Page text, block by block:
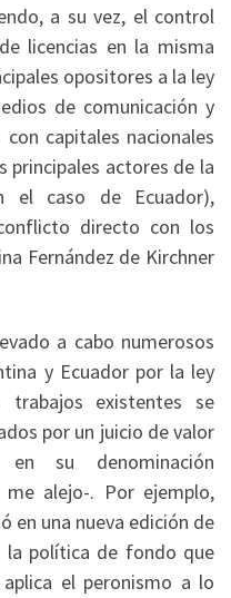
a su vez, el control
licencias en la misma
opositores a la ley
de comunicación y
capitales nacionales
principales actores de la
el caso de Ecuador),
directo con los
Fernández de Kirchner
a cabo numerosos
y Ecuador por la ley
existentes se
por un juicio de valor
su denominación
alejo-. Por ejemplo,
en una nueva edición de
política de fondo que
el peronismo a lo